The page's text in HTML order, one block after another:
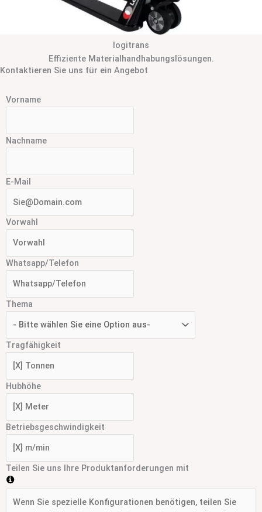
logitrans
Effiziente Materialhandhabungslösungen.
Kontaktieren Sie uns für ein Angebot
Vorname
Nachname
E-Mail
Vorwahl
Whatsapp/Telefon
Thema
Tragfähigkeit
Hubhöhe
Betriebsgeschwindigkeit
Teilen Sie uns Ihre Produktanforderungen mit